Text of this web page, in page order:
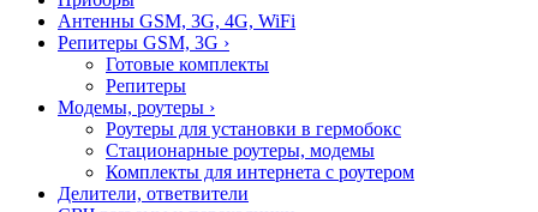
Антенны GSM, 3G, 4G, WiFi
Репитеры GSM, 3G ›
Готовые комплекты
Репитеры
Модемы, роутеры ›
Роутеры для установки в гермобокс
Стационарные роутеры, модемы
Комплекты для интернета с роутером
Делители, ответвители